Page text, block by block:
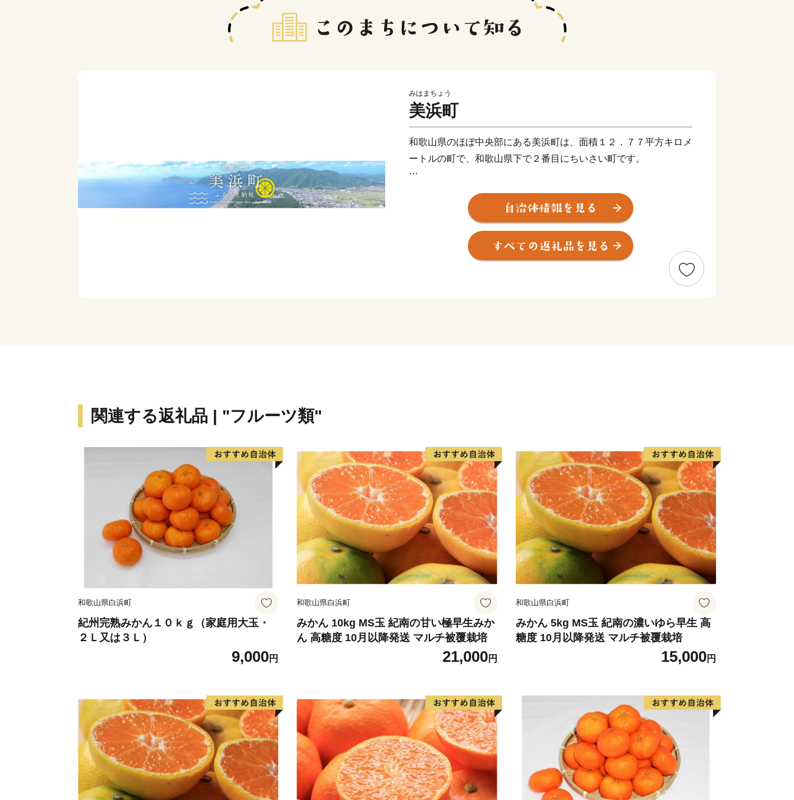
みはまちょう
美浜町
和歌山県のほぼ中央部にある美浜町は、面積１２．７７平方キロメ
ートルの町で、和歌山県下で２番目にちいさい町です。
当地は年間平均気温１６．６度と高く、最暖月で２７．５度、最寒
月で６．３度と温暖ですが、
年間平均降水量は１，８０９ミリで、以前から台風、水害、高潮な
どの被害を数多く受けています。
太平洋に面する”煙樹ヶ浜（えんじゅがはま）”には、全長約４．５
関連する返礼品 | "フルーツ類"
和歌山県白浜町
紀州完熟みかん１０ｋｇ（家庭用大玉・
２Ｌ又は３Ｌ）
9,000円
和歌山県白浜町
みかん 10kg MS玉 紀南の甘い極早生みか
ん 高糖度 10月以降発送 マルチ被覆栽培
21,000円
和歌山県白浜町
みかん 5kg MS玉 紀南の濃いゆら早生 高
糖度 10月以降発送 マルチ被覆栽培
15,000円